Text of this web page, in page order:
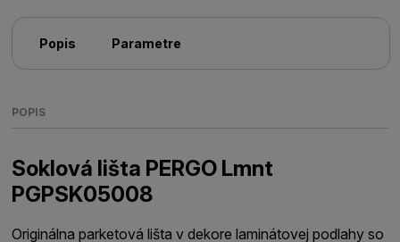
Popis Parametre
POPIS
Soklová lišta PERGO Lmnt
PGPSK05008
Originálna parketová lišta v dekore laminátovej podlahy so